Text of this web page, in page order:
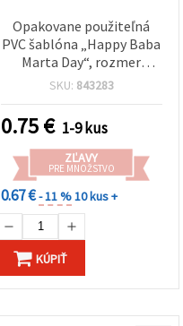
Opakovane použiteľná
PVC šablóna „Happy Baba
Marta Day“, rozmer
potlače: 13 × 4,5 cm
SKU: 843283
0.75€ 1-9 kus
ZĽAVY
PRE MNOŽSTVO
0.67 €- 11 %10 kus +
KÚPIŤ